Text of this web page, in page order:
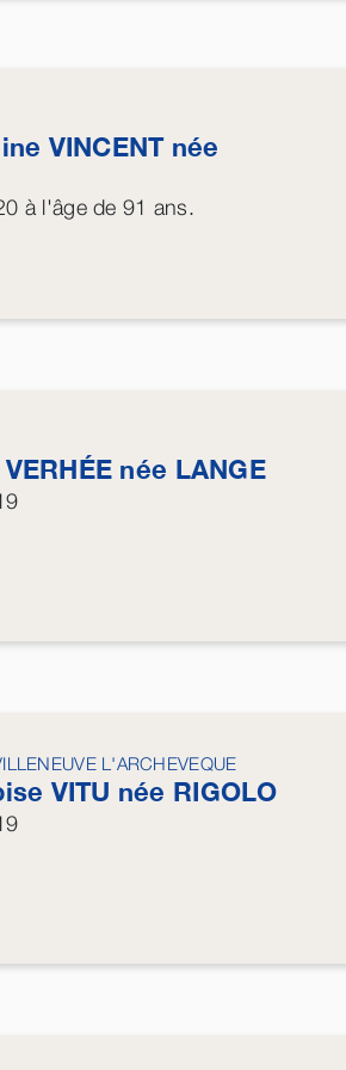
VINCENTnée
à l'âge de 91 ans.
VERHÉE née LANGE
L'ARCHEVEQUE
VITU née RIGOLO